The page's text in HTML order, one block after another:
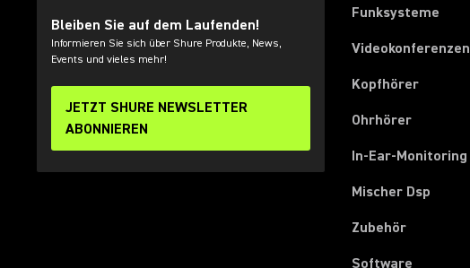
Bleiben Sie auf dem Laufenden!
Informieren Sie sich über Shure Produkte, News,
Events und vieles mehr!
JETZT SHURE NEWSLETTER
ABONNIEREN
Funksysteme
Videokonferenzen
Kopfhörer
Ohrhörer
In-Ear-Monitoring
Mischer Dsp
Zubehör
Software